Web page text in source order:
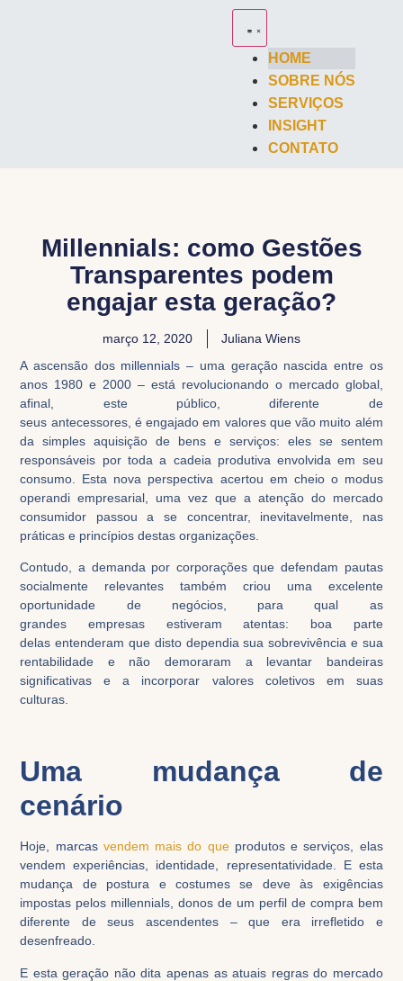
HOME
SOBRE NÓS
SERVIÇOS
INSIGHT
CONTATO
Millennials: como Gestões
Transparentes podem
engajar esta geração?
março 12, 2020
Juliana Wiens
A ascensão dos millennials – uma geração nascida entre os
anos 1980 e 2000 – está revolucionandoo mercado global,
afinal, este público, diferente de
seus antecessores, éengajadoem valores que vão muito além
da simples aquisição de bens e serviços: eles se sentem
responsáveis por toda a cadeia produtiva envolvida em seu
consumo. Esta nova perspectiva acertou em cheio omodus
operandi empresarial uma vez que a atençãodo mercado
consumidor passou a se concentrar, inevitavelmente, nas
práticas e princípios destas organizações.
Contudo, a demandapor corporações que defendam pautas
socialmente relevantes também criou uma excelente
oportunidade de negócios,
para qual as
grandesempresas estiveram atentas: boa parte
delas entenderam que disto dependia sua sobrevivência e sua
rentabilidade e não demoraram a levantar bandeiras
significativas e a incorporar valores coletivos em suas
culturas.
Uma mudança de
cenário
Hoje, marcasvendem mais do que produtos e serviços, elas
vendemexperiências, identidade, representatividade. E esta
mudança de postura e costumes se deve às exigências
impostas pelos millennials, donos de um perfil de compra bem
diferente deseus ascendentes–que era irrefletido e
desenfreado.
E esta geração não dita apenas asatuais regrasdo mercado